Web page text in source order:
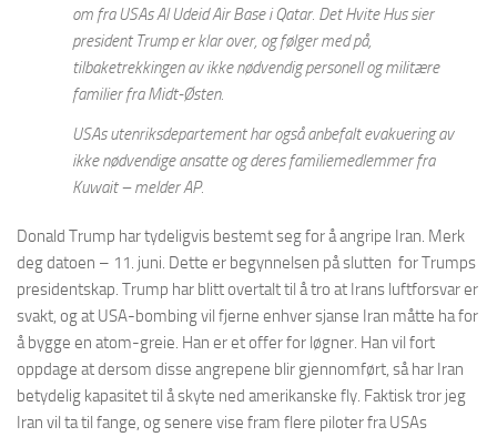
om fra USAs Al Udeid Air Base i Qatar. Det Hvite Hus sier
president Trump er klar over, og følger med på,
tilbaketrekkingen av ikke nødvendig personell og militære
familier fra Midt-Østen.
USAs utenriksdepartement har også anbefalt evakuering av
ikke nødvendige ansatte og deres familiemedlemmer fra
Kuwait – melderAP.
Donald Trump har tydeligvis bestemt seg for å angripe Iran. Merk
deg datoen – 11. juni. Dette er begynnelsen på slutten for Trumps
presidentskap. Trump har blitt overtalt til å tro at Irans luftforsvar er
svakt, og at USA-bombing vil fjerne enhver sjanse Iran måtte ha for
å bygge en atom-greie. Han er et offer for løgner. Han vil fort
oppdage at dersom disse angrepene blir gjennomført, så har Iran
betydelig kapasitet til å skyte ned amerikanske fly. Faktisk tror jeg
Iran vil ta til fange, og senere vise fram flere piloter fra USAs